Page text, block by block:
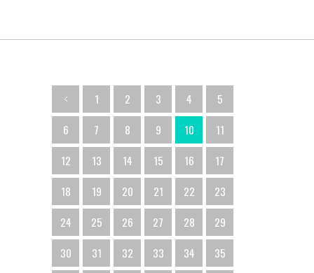
1 2 3 4
5
6
7 8 9 10
11
12
13 14 15 16
17
18
19 20 21 22
23
24
25 26 27 28
29
30
31 32 33 34
35